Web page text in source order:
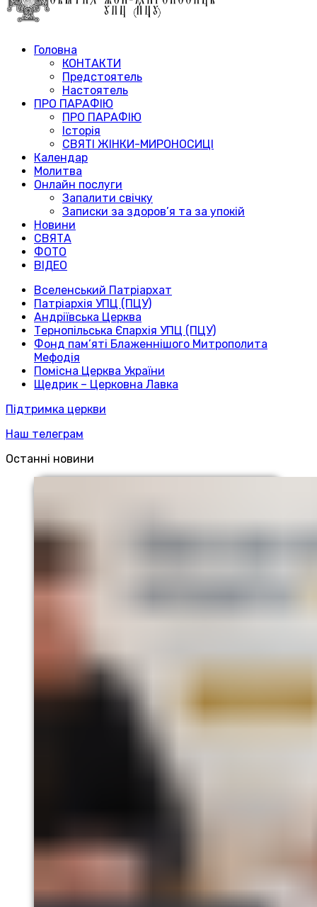
Головна
КОНТАКТИ
Предстоятель
Настоятель
ПРО ПАРАФІЮ
ПРО ПАРАФІЮ
Історія
СВЯТІ ЖІНКИ-МИРОНОСИЦІ
Календар
Молитва
Онлайн послуги
Запалити свічку
Записки за здоров’я та за упокій
Новини
СВЯТА
ФОТО
ВІДЕО
Вселенський Патріархат
Патріархія УПЦ (ПЦУ)
Андріївська Церква
Тернопільська Єпархія УПЦ (ПЦУ)
Фонд пам’яті Блаженнішого Митрополита
Мефодія
Помісна Церква України
Щедрик – Церковна Лавка
Підтримка церкви
Наш телеграм
Останні новини